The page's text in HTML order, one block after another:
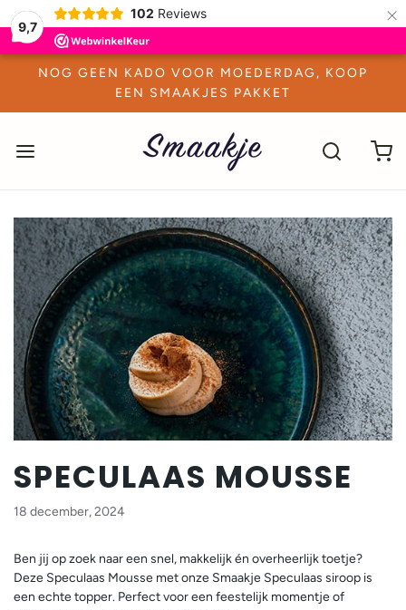
9,7
102 Reviews ×
NOG GEEN KADO VOOR MOEDERDAG, KOOP
EEN SMAAKJES PAKKET
SPECULAAS MOUSSE
18 december, 2024
Ben jij op zoek naar een snel, makkelijk én overheerlijk toetje?
Deze Speculaas Mousse met onze Smaakje Speculaas siroop is
een echte topper. Perfect voor een feestelijk momentje of